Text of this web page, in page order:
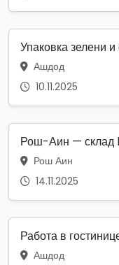
Упаковка зелени и
Ашдод
10.11.2025
Рош-Аин — склад
Рош Аин
14.11.2025
Работа в
Ашдод